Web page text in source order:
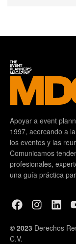
Apoyar a event
1997, acercando a
los eventos y las
Comunicamos
profesionales,
una guía práctica
© 2023 Derechos
C.V.